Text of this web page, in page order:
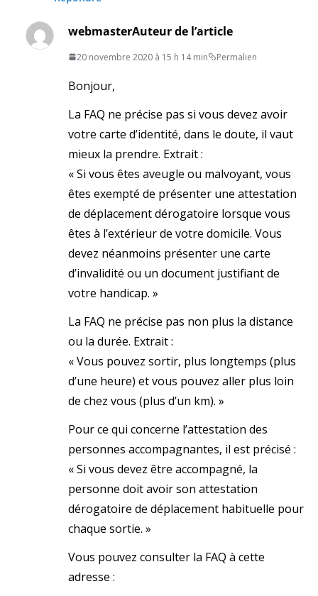
webmasterAuteur de l’article
20 novembre 2020 à 15 h 14 min Permalien
Bonjour,
La FAQ ne précise pas si vous devez avoir
votre carte d’identité, dans le doute, il vaut
mieux la prendre. Extrait :
« Si vous êtes aveugle ou malvoyant, vous
êtes exempté de présenter une attestation
de déplacement dérogatoire lorsque vous
êtes à l’extérieur de votre domicile. Vous
devez néanmoins présenter une carte
d’invalidité ou un document justifiant de
votre handicap. »
La FAQ ne précise pas non plus la distance
ou la durée. Extrait :
« Vous pouvez sortir, plus longtemps (plus
d’une heure) et vous pouvez aller plus loin
de chez vous (plus d’un km). »
Pour ce qui concerne l’attestation des
personnes accompagnantes, il est précisé :
« Si vous devez être accompagné, la
personne doit avoir son attestation
dérogatoire de déplacement habituelle pour
chaque sortie. »
Vous pouvez consulter la FAQ à cette
adresse :